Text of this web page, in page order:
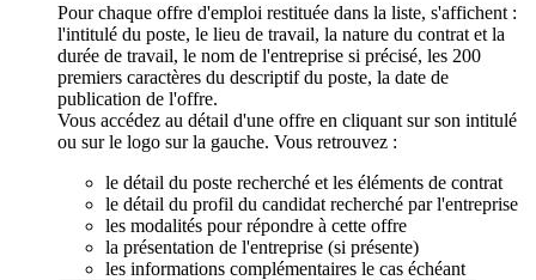
Pour chaque offre d'emploi restituée dans la liste, s'affichent :
l'intitulé du poste, le lieu de travail, la nature du contrat et la
durée de travail, le nom de l'entreprise si précisé, les 200
premiers caractères du descriptif du poste, la date de
publication de l'offre.
Vous accédez au détail d'une offre en cliquant sur son intitulé
ou sur le logo sur la gauche. Vous retrouvez :
le détail du poste recherché et les éléments de contrat
le détail du profil du candidat recherché par l'entreprise
les modalités pour répondre à cette offre
la présentation de l'entreprise (si présente)
les informations complémentaires le cas échéant